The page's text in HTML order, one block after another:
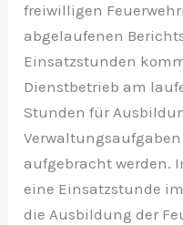
freiwilligen
abgelaufenen
Einsatzstunden
Dienstbetrieb am
Stunden für
aufgebracht werden.
eine Einsatzstunde
die Ausbildung der